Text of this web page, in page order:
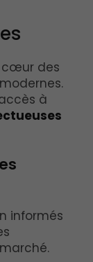
cœur des
à
informés